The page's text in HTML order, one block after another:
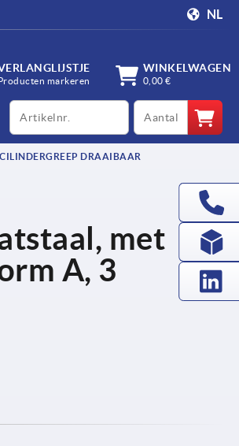
NL
markeren
WINKELWAGEN
0,00 €
productCode qty
DRAAIBAAR
met
A, 3